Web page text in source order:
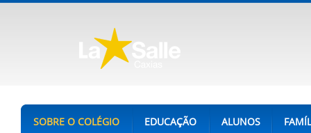
SOBRE O COLÉGIO EDUCAÇÃO ALUNOS